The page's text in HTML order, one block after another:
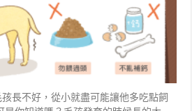
長不好，從小就盡可能讓他多吃點飼